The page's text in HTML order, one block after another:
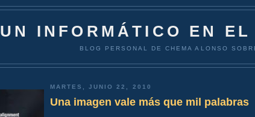
UN INFORMÁTICO EN
BLOG PERSONAL DE CHEMA ALONSO
MARTES, JUNIO 22, 2010
Una imagen vale más que mil palabras